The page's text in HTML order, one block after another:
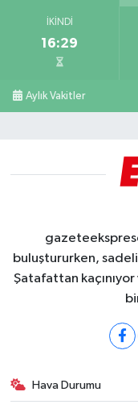
İKINDI
16:29
Aylık Vakitler
buluştururken,
Şatafattan
Hava Durumu